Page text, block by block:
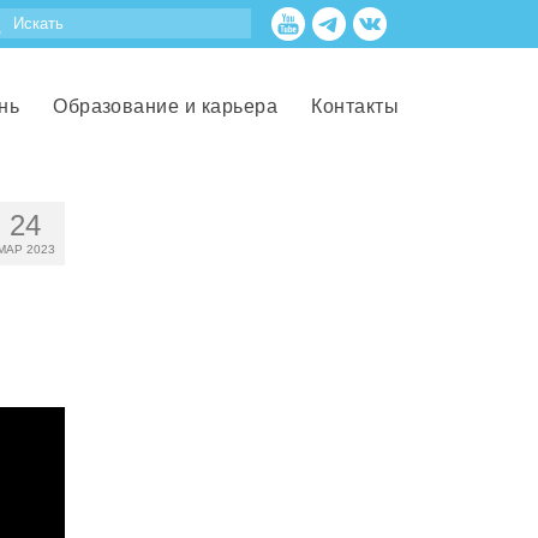
Образование и карьера Контакты
24
2023